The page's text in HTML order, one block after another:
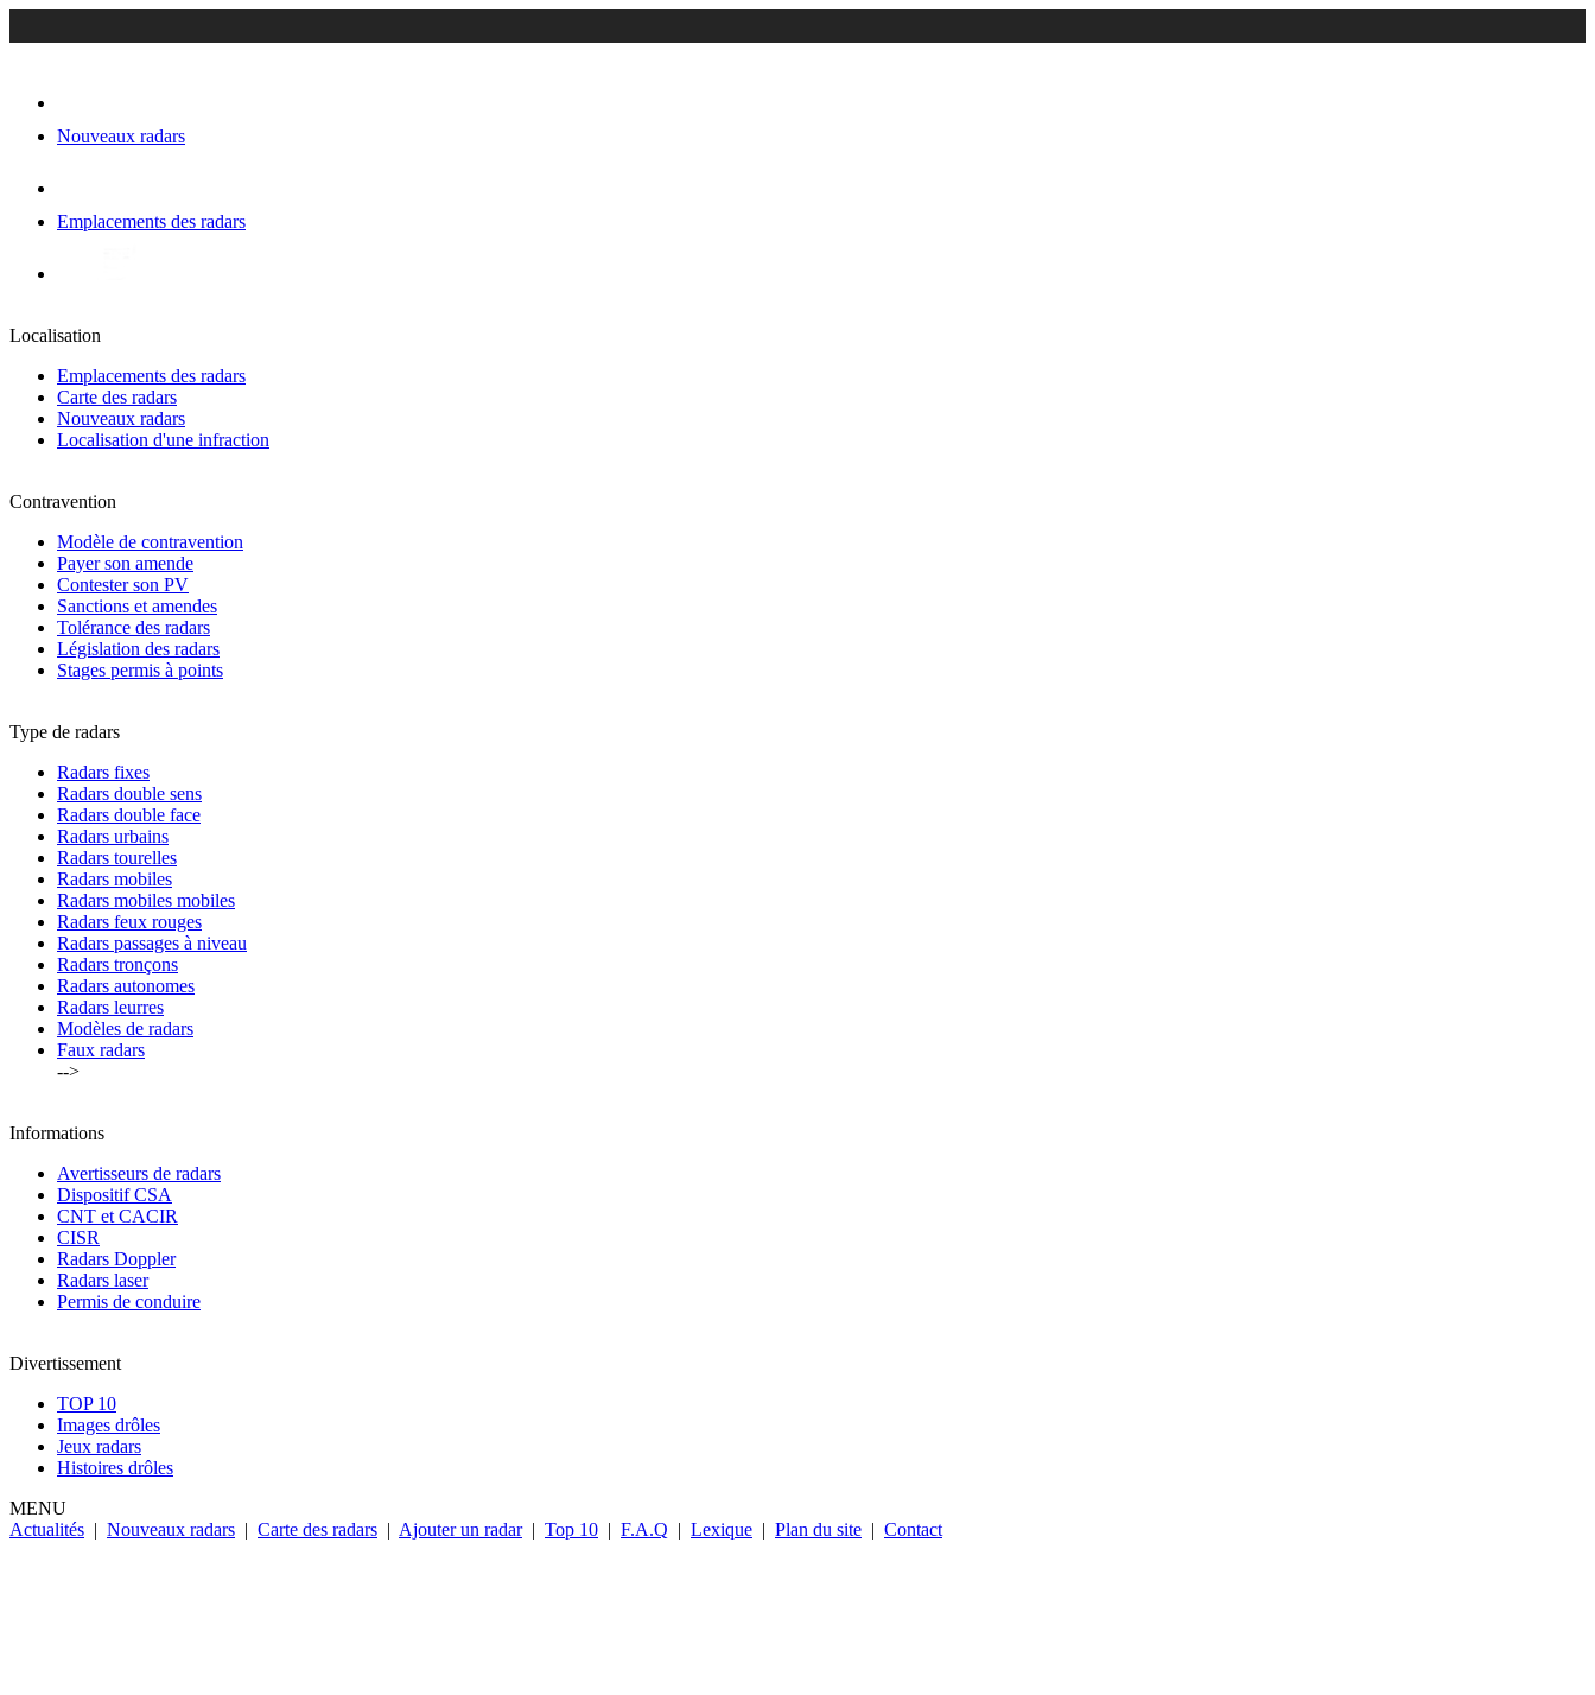
Nouveaux radars
Emplacements des radars
Localisation
Emplacements des radars
Carte des radars
Nouveaux radars
Localisation d'une infraction
Contravention
Modèle de contravention
Payer son amende
Contester son PV
Sanctions et amendes
Tolérance des radars
Législation des radars
Stages permis à points
Type de radars
Radars fixes
Radars double sens
Radars double face
Radars urbains
Radars tourelles
Radars mobiles
Radars mobiles mobiles
Radars feux rouges
Radars passages à niveau
Radars tronçons
Radars autonomes
Radars leurres
Modèles de radars
Faux radars
-->
Informations
Avertisseurs de radars
Dispositif CSA
CNT et CACIR
CISR
Radars Doppler
Radars laser
Permis de conduire
Divertissement
TOP 10
Images drôles
Jeux radars
Histoires drôles
MENU
Actualités | Nouveaux radars | Carte des radars | Ajouter un radar | Top 10 | F.A.Q | Lexique | Plan du site | Contact